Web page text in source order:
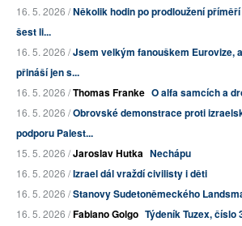
16. 5. 2026 /Několik hodin po prodloužení
šest li...
16. 5. 2026 /Jsem velkým fanouškem Eurovize,
přináší jen s...
16. 5. 2026 /Thomas Franke O alfa samcích a
16. 5. 2026 /Obrovské demonstrace proti
podporu Palest...
15. 5. 2026 /Jaroslav Hutka Nechápu
16. 5. 2026 /Izrael dál vraždí civilisty i děti
16. 5. 2026 /Stanovy Sudetoněmeckého
16. 5. 2026 /Fabiano Golgo Týdeník Tuzex, číslo